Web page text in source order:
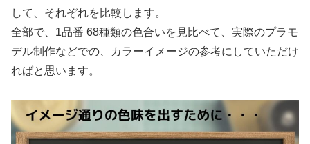
して、それぞれを比較します。
全部で、1品番 68種類の色合いを見比べて、実際のプラモ
デル制作などでの、カラーイメージの参考にしていただけ
ればと思います。